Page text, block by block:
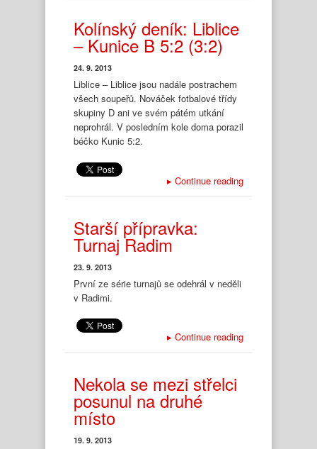
Kolínský deník: Liblice
– Kunice B 5:2 (3:2)
24. 9. 2013
Liblice – Liblice jsou nadále postrachem
všech soupeřů. Nováček fotbalové třídy
skupiny D ani ve svém pátém utkání
neprohrál. V posledním kole doma porazil
béčko Kunic 5:2.
▸ Continue reading
Starší přípravka:
Turnaj Radim
23. 9. 2013
První ze série turnajů se odehrál v neděli
v Radimi.
▸ Continue reading
Nekola se mezi střelci
posunul na druhé
místo
19. 9. 2013